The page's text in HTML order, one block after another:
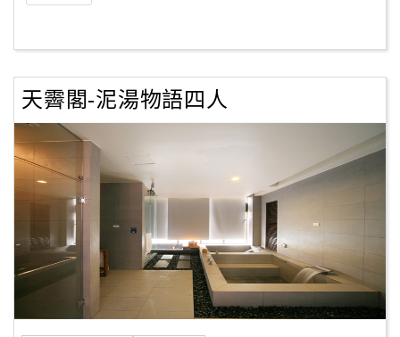
天霽閣-泥湯物語四人